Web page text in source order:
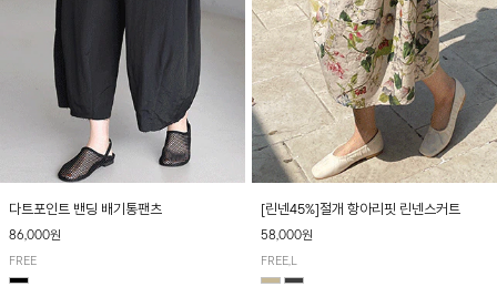
다트포인트 밴딩 배기통팬츠
86,000원
FREE
[린넨45%]절개 항아리핏 린넨스커트
58,000원
FREE,L